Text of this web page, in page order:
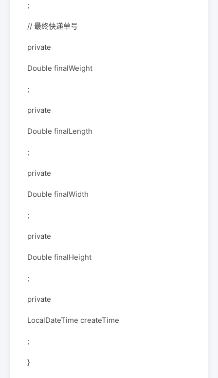
;
// 最终快递单号
private
Double finalWeight
;
private
Double finalLength
;
private
Double finalWidth
;
private
Double finalHeight
;
private
LocalDateTime createTime
;
}